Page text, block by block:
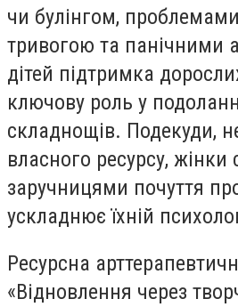
чи булінгом,
тривогою та панічними
дітей підтримка
ключову роль у
складнощів. Подекуди,
власного ресурсу, жінки
заручницями почуття
ускладнює їхній
Ресурсна
«Відновлення через